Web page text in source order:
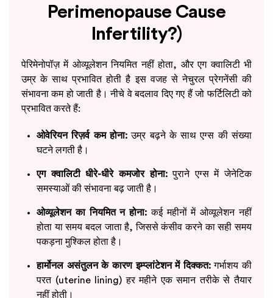
Perimenopause Cause
Infertility?)
पेरिमेनोपॉज़ में ओव्यूलेशन नियमित नहीं होता, और एग क्वालिटी भी
उम्र के साथ प्रभावित होती है इस वजह से नेचुरल प्रेगनेंसी की
संभावना कम हो जाती है। नीचे वे बदलाव दिए गए हैं जो फर्टिलिटी को
प्रभावित करते हैं:
ओवेरियन रिज़र्व कम होना:उम्र बढ़ने के साथ एग्स की संख्या
घटने लगती है।
एग क्वालिटी धीरे-धीरे कमजोर होना:पुराने एग्स में जेनेटिक
समस्याओं की संभावना बढ़ जाती है।
ओव्यूलेशन का नियमित न होना: कई महीनों में ओव्यूलेशन नहीं
होता या समय बदल जाता है, जिससे कंसीव करने का सही समय
पकड़ना मुश्किल होता है।
हार्मोनल असंतुलन के कारण इम्प्लांटेशन में दिक्कत:गर्भाशय की
परत (uterine lining) हर महीने एक समान तरीके से तैयार
नहीं होती।